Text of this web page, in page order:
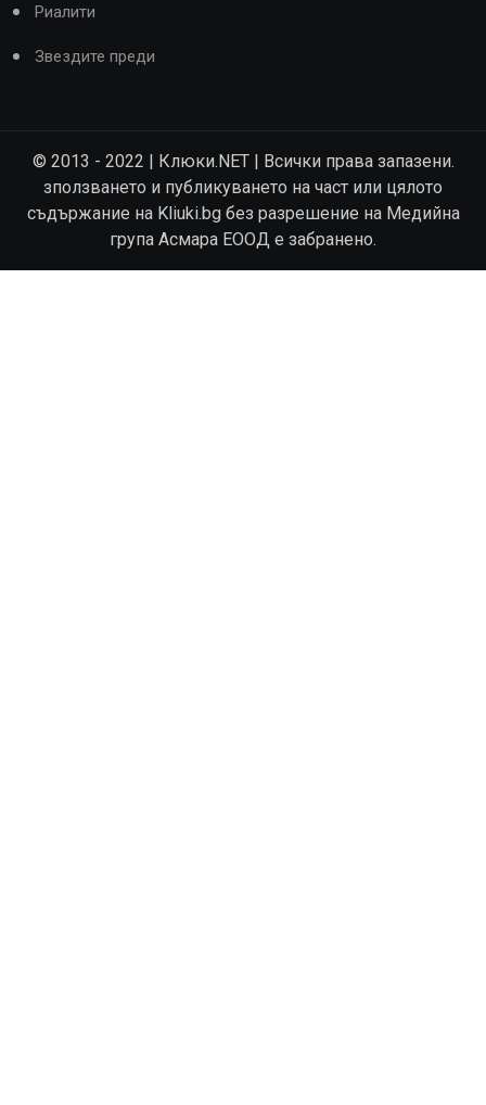
Риалити
Звездите преди
© 2013 - 2022 | Клюки.NET | Всички права запазени.
зползването и публикуването на част или цялото
съдържание на Kliuki.bg без разрешение на Медийна
група Асмара ЕООД е забранено.